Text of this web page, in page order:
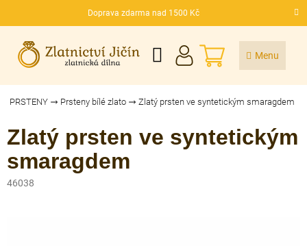
Doprava zdarma nad 1500 Kč
CZK
NÁKUPNÍ
KOŠÍK
PRSTENY Prsteny bílé zlato Zlatý prsten ve syntetickým smaragdem
Zlatý prsten ve syntetickým
smaragdem
46038